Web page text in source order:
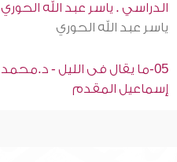
الدراسي . ياسر عبد الله الحوري
ياسر عبد الله الحوري
05-ما يقال فى الليل - د.محمد
إسماعيل المقدم